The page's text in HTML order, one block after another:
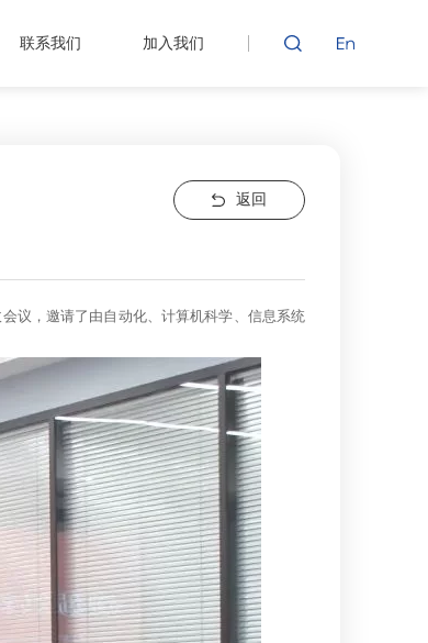
联系我们 加入我们
返回
议，邀请了由自动化、计算机科学、信息系统